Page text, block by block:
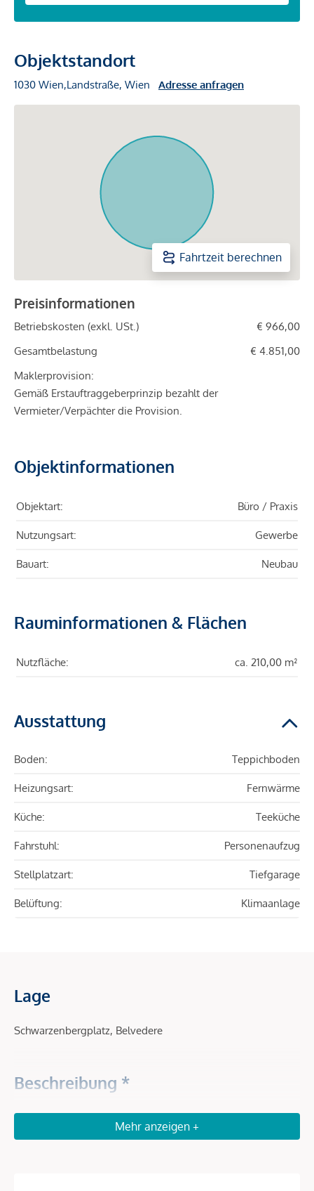
Objektstandort
1030 Wien,Landstraße, Wien Adresse anfragen
Fahrtzeit berechnen
Preisinformationen
Betriebskosten (exkl. USt.)
€ 966,00
Gesamtbelastung
€ 4.851,00
Maklerprovision:
Gemäß Erstauftraggeberprinzip bezahlt der
Vermieter/Verpächter die Provision.
Objektinformationen
Objektart: Büro / Praxis
Nutzungsart: Gewerbe
Bauart: Neubau
Rauminformationen & Flächen
Nutzfläche: ca. 210,00 m²
Ausstattung
Boden: Teppichboden
Heizungsart: Fernwärme
Küche: Teeküche
Fahrstuhl: Personenaufzug
Stellplatzart: Tiefgarage
Belüftung: Klimaanlage
Lage
Schwarzenbergplatz, Belvedere
Beschreibung *
Büroflächen mit traumhaftem Blick aufs Schloss Belvedere!
Mehr anzeigen +